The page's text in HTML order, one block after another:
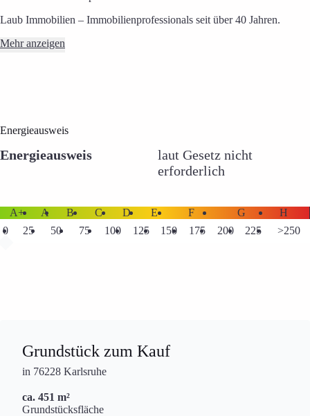
Laub Immobilien – Immobilienprofessionals seit über 40 Jahren.
Mehr anzeigen
Energieausweis
Energieausweis
laut Gesetz nicht
erforderlich
A+ A B C D E F G
H
0
25 50 75 100 125 150 175 200 225 >250
Grundstück zum Kauf
in 76228 Karlsruhe
ca. 451 m²
Grundstücksfläche